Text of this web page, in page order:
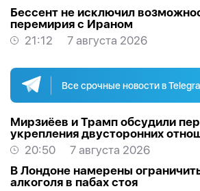
Бессент не исключил
перемирия с Ираном
21:12
7 августа 2026
Все срочные новости в
Мирзиёев и Трамп обсудили
укрепления двусторонних
20:50
7 августа 2026
В Лондоне намерены
алкоголя в пабах стоя